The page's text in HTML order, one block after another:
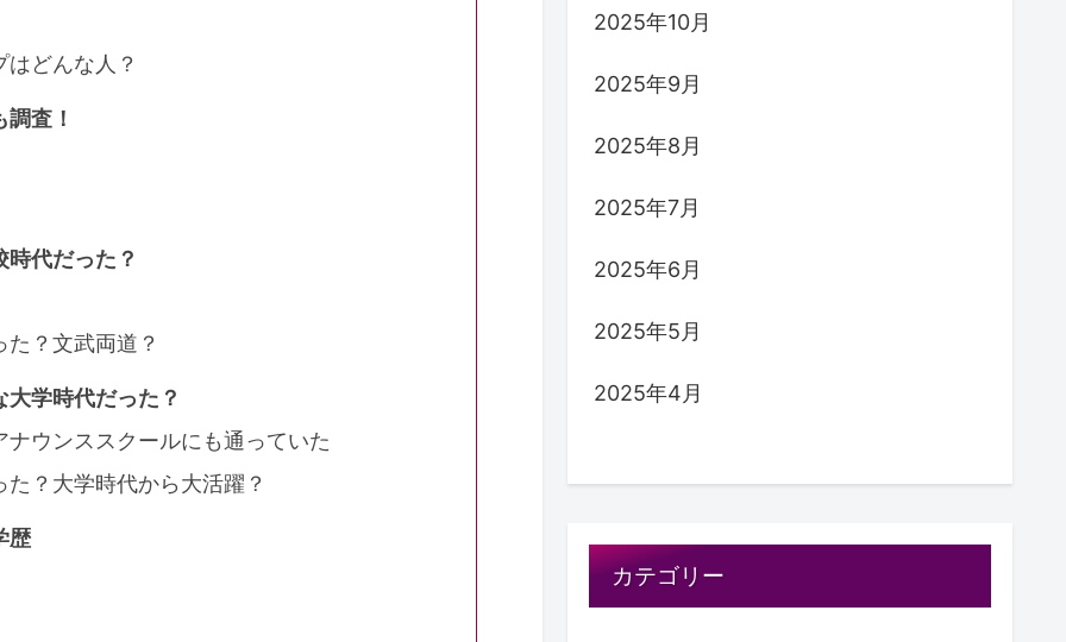
どんな人？
査！
代だった？
？文武両道？
学時代だった？
ウンススクールにも通っていた
？大学時代から大活躍？
歴
2025年10月
2025年9月
2025年8月
2025年7月
2025年6月
2025年5月
2025年4月
カテゴリー